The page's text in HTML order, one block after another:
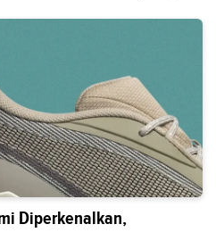
Diperkenalkan,